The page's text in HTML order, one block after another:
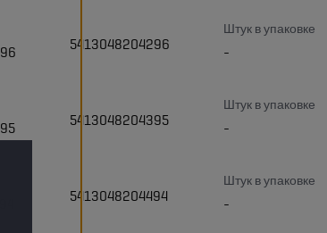
5413048204296
Штук в упаковке
-
5413048204395
Штук в упаковке
-
5413048204494
Штук в упаковке
-